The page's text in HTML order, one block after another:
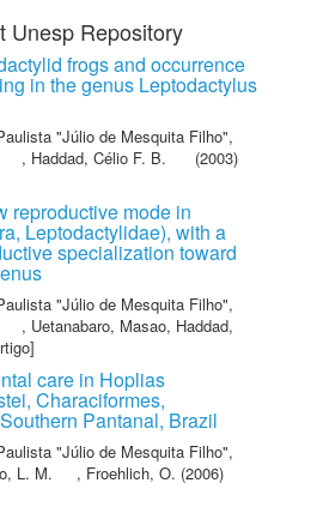
Unesp Repository
frogs and occurrence
in the genus Leptodactylus
"Júlio de Mesquita Filho",
, Haddad, Célio F. B.
(2003)
reproductive mode in
Leptodactylidae), with a
specialization toward
"Júlio de Mesquita Filho",
, Uetanabaro, Masao, Haddad,
care in Hoplias
Characiformes,
Pantanal, Brazil
"Júlio de Mesquita Filho",
L. M. , Froehlich, O. (2006)